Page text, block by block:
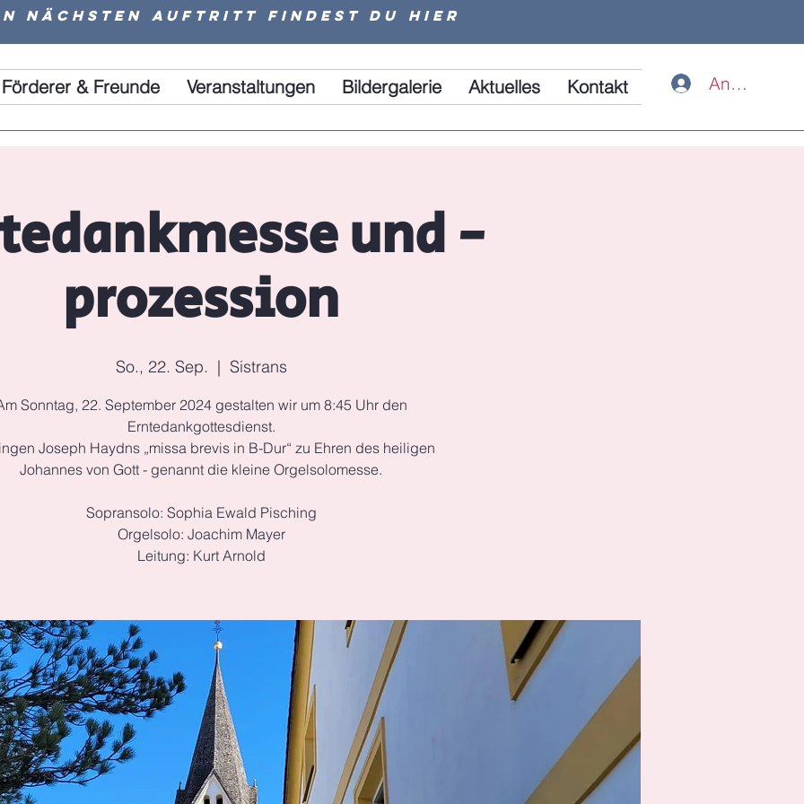
nächsten Auftritt findest du hier
Förderer & Freunde Veranstaltungen Bildergalerie Aktuelles Kontakt Anmelden
und -
prozession
So., 22. Sep.
  |
Sistrans
Sonntag, 22. September 2024 gestalten wir um 8:45 Uhr den
Erntedankgottesdienst.
Joseph Haydns „missa brevis in B-Dur“ zu Ehren des heiligen
Johannes von Gott - genannt die kleine Orgelsolomesse.
Sopransolo: Sophia Ewald Pisching
Orgelsolo: Joachim Mayer
Leitung: Kurt Arnold